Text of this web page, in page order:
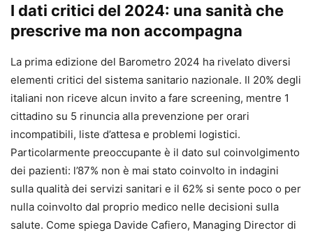
I dati critici del 2024: una sanità che
prescrive ma non accompagna
La prima edizione del Barometro 2024 ha rivelato diversi
elementi critici del sistema sanitario nazionale. Il 20% degli
italiani non riceve alcun invito a fare screening, mentre 1
cittadino su 5 rinuncia alla prevenzione per orari
incompatibili, liste d’attesa e problemi logistici.
Particolarmente preoccupante è il dato sul coinvolgimento
dei pazienti: l’87% non è mai stato coinvolto in indagini
sulla qualità dei servizi sanitari e il 62% si sente poco o per
nulla coinvolto dal proprio medico nelle decisioni sulla
salute. Come spiega Davide Cafiero, Managing Director di